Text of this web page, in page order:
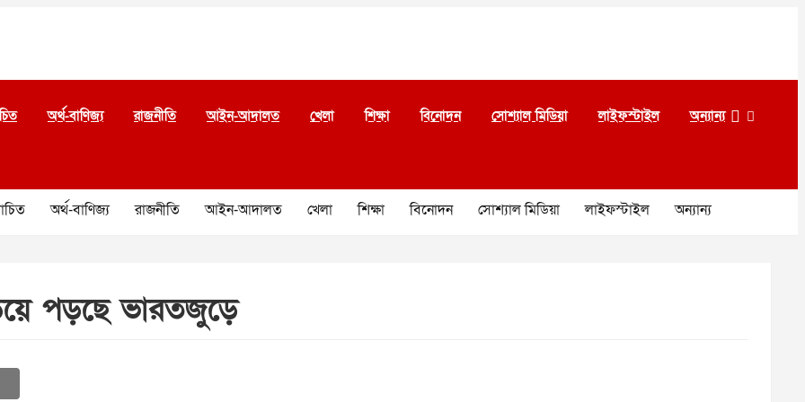
অর্থ-বাণিজ্য রাজনীতি আইন-আদালত খেলা শিক্ষা বিনোদন সোশ্যাল মিডিয়া লাইফস্টাইল অন্যান্য
অর্থ-বাণিজ্য রাজনীতি আইন-আদালত খেলা শিক্ষা বিনোদন সোশ্যাল মিডিয়া লাইফস্টাইল অন্যান্য
পড়ছে ভারতজুড়ে